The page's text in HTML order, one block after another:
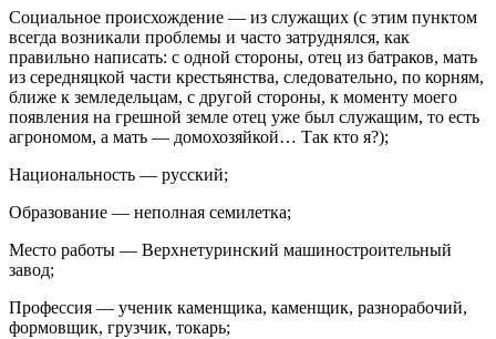
Социальное происхождение — из служащих (с этим пунктом
всегда возникали проблемы и часто затруднялся, как
правильно написать: с одной стороны, отец из батраков, мать
из середняцкой части крестьянства, следовательно, по корням,
ближе к земледельцам, с другой стороны, к моменту моего
появления на грешной земле отец уже был служащим, то есть
агрономом, а мать — домохозяйкой… Так кто я?);
Национальность — русский;
Образование — неполная семилетка;
Место работы — Верхнетуринский машиностроительный
завод;
Профессия — ученик каменщика, каменщик, разнорабочий,
формовщик, грузчик, токарь;